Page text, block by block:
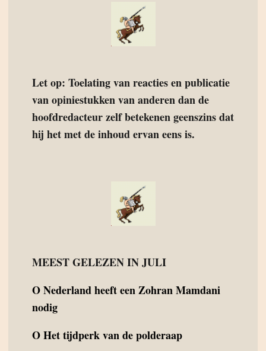
Let op: Toelating van reacties en publicatie
van opiniestukken van anderen dan de
hoofdredacteur zelf betekenen geenszins dat
hij het met de inhoud ervan eens is.
MEEST GELEZEN IN JULI
ONederland heeft een Zohran Mamdani
nodig
OHet tijdperk van de polderaap